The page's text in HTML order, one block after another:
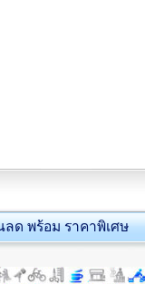
ด พร้อม ราคาพิเศษ